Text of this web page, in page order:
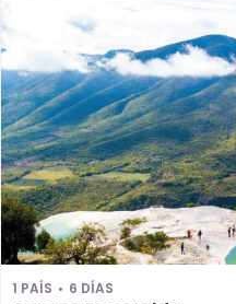
1 PAÍS 6 DÍAS